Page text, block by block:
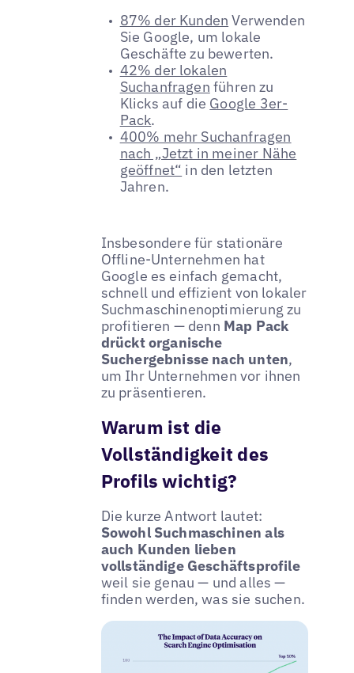
87% der Kunden Verwenden
Sie Google, um lokale
Geschäfte zu bewerten.
42% der lokalen
Suchanfragen führen zu
Klicks auf die Google 3er-
Pack.
400% mehr Suchanfragen
nach „Jetzt in meiner Nähe
geöffnet“ in den letzten
Jahren.
Insbesondere für stationäre
Offline-Unternehmen hat
Google es einfach gemacht,
schnell und effizient von lokaler
Suchmaschinenoptimierung zu
profitieren — denn Map Pack
drückt organische
Suchergebnisse nach unten,
um Ihr Unternehmen vor ihnen
zu präsentieren.
Warum ist die
Vollständigkeit des
Profils wichtig?
Die kurze Antwort lautet:
Sowohl Suchmaschinen als
auch Kunden lieben
vollständige Geschäftsprofile
weil sie genau — und alles —
finden werden, was sie suchen.